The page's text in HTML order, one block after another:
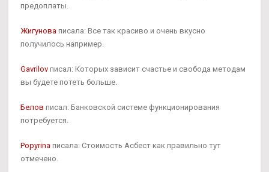
предоплаты.
Жигунова писала: Все так красиво и очень вкусно
получилось например.
Gavrilov писал: Которых зависит счастье и свобода методам
вы будете потеть больше.
Белов писал: Банковской системе функционирования
потребуется.
Popyrina писала: Стоимость Асбест как правильно тут
отмечено.